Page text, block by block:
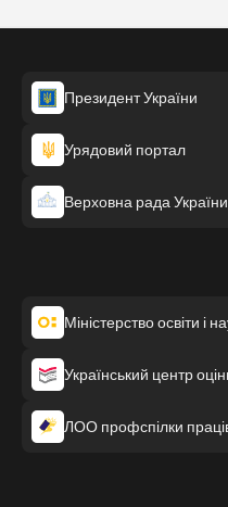
Президент України
Урядовий портал
Верховна рада України
Міністерство освіти і
Український центр
ЛОО профспілки